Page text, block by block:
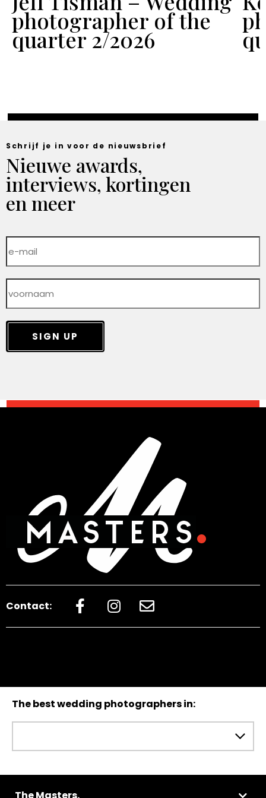
photographer of the
quarter 2/2026
Schrijf je in voor de nieuwsbrief
Nieuwe awards,
interviews, kortingen
en meer
SIGN UP
Contact:
The best wedding photographers in: